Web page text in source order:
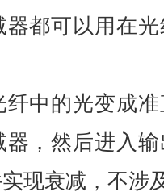
都可以用在
中的光变成
器，然后进入
现衰减，不涉